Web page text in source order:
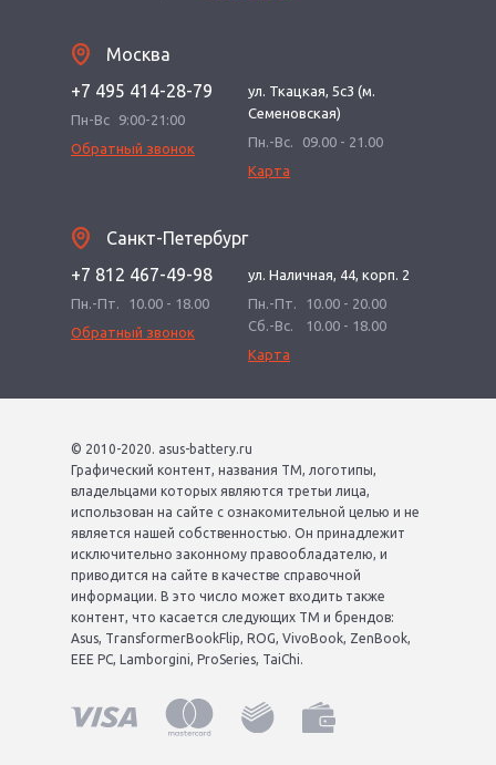
Москва
+7 495 414-28-79
Пн-Вс
9:00-21:00
Обратный звонок
ул. Ткацкая, 5с3 (м.
Семеновская)
Пн.-Вс.
09.00 - 21.00
Карта
Санкт-Петербург
+7 812 467-49-98
Пн.-Пт.
10.00 - 18.00
Обратный звонок
ул. Наличная, 44, корп. 2
Пн.-Пт.
10.00 - 20.00
Сб.-Вс.
10.00 - 18.00
Карта
© 2010-2020. asus-battery.ru
Графический контент, названия ТМ, логотипы,
владельцами которых являются третьи лица,
использован на сайте с ознакомительной целью и не
является нашей собственностью. Он принадлежит
исключительно законному правообладателю, и
приводится на сайте в качестве справочной
информации. В это число может входить также
контент, что касается следующих ТМ и брендов:
Asus, TransformerBookFlip, ROG, VivoBook, ZenBook,
EEE PC, Lamborgini, ProSeries, TaiChi.